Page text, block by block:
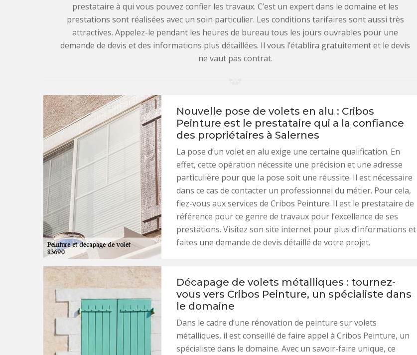
prestataire à qui vous pouvez confier les travaux. C’est un expert dans le domaine et les
prestations sont réalisées avec un soin particulier. Les conditions tarifaires sont aussi très
attractives. Appelez-le pendant les heures de bureau tous les jours ouvrables pour une
demande de devis et des informations plus détaillées. Il vous l’établira gratuitement et le devis
ne vaut pas contrat.
Nouvelle pose de volets en alu : Cribos
Peinture est le prestataire qui a la confiance
des propriétaires à Salernes
La pose d’un volet en alu exige une certaine qualification. En
effet, cette opération nécessite une précision et une adresse
particulière pour que la pose soit une réussite. Il est nécessaire
dans ce cas de contacter un professionnel du métier. Pour cela,
fiez-vous aux services de Cribos Peinture. Il est le prestataire de
référence pour ce genre de travaux pour l’excellence de ses
prestations. Visitez son site internet pour plus d’informations et
faites une demande de devis détaillé de votre projet.
Décapage de volets métalliques : tournez-
vous vers Cribos Peinture, un spécialiste dans
le domaine
Dans le cadre d’une rénovation de peinture sur volets
métalliques, il est conseillé de faire appel à Cribos Peinture, un
spécialiste dans le domaine. Avec un savoir-faire unique, ce